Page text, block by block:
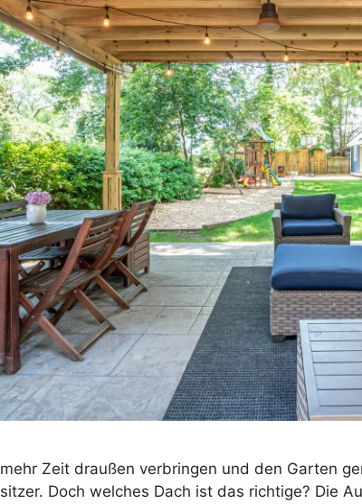
Zeit draußen verbringen und den Garten
Doch welches Dach ist das richtige? Die